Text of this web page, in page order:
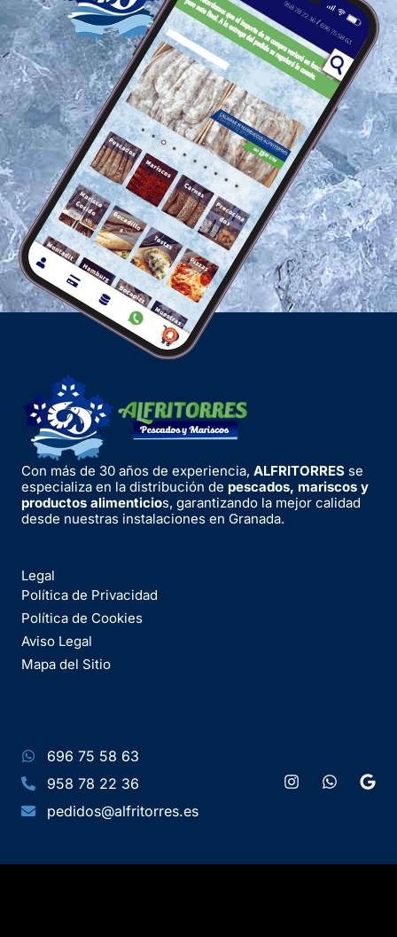
Con más de 30 años de experiencia, ALFRITORRES se
especializa en la distribución de pescados, mariscos y
productos alimenticios, garantizando la mejor calidad
desde nuestras instalaciones en Granada.
Legal
Política de Privacidad
Política de Cookies
Aviso Legal
Mapa del Sitio
696 75 58 63
958 78 22 36
pedidos@alfritorres.es